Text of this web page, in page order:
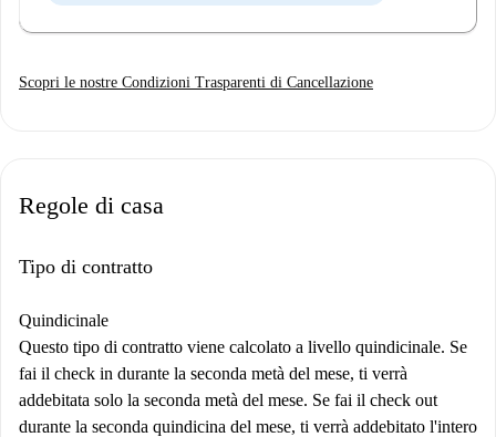
Scopri le nostre Condizioni Trasparenti di Cancellazione
Regole di casa
Tipo di contratto
Quindicinale
Questo tipo di contratto viene calcolato a livello quindicinale. Se
fai il check in durante la seconda metà del mese, ti verrà
addebitata solo la seconda metà del mese. Se fai il check out
durante la seconda quindicina del mese, ti verrà addebitato l'intero